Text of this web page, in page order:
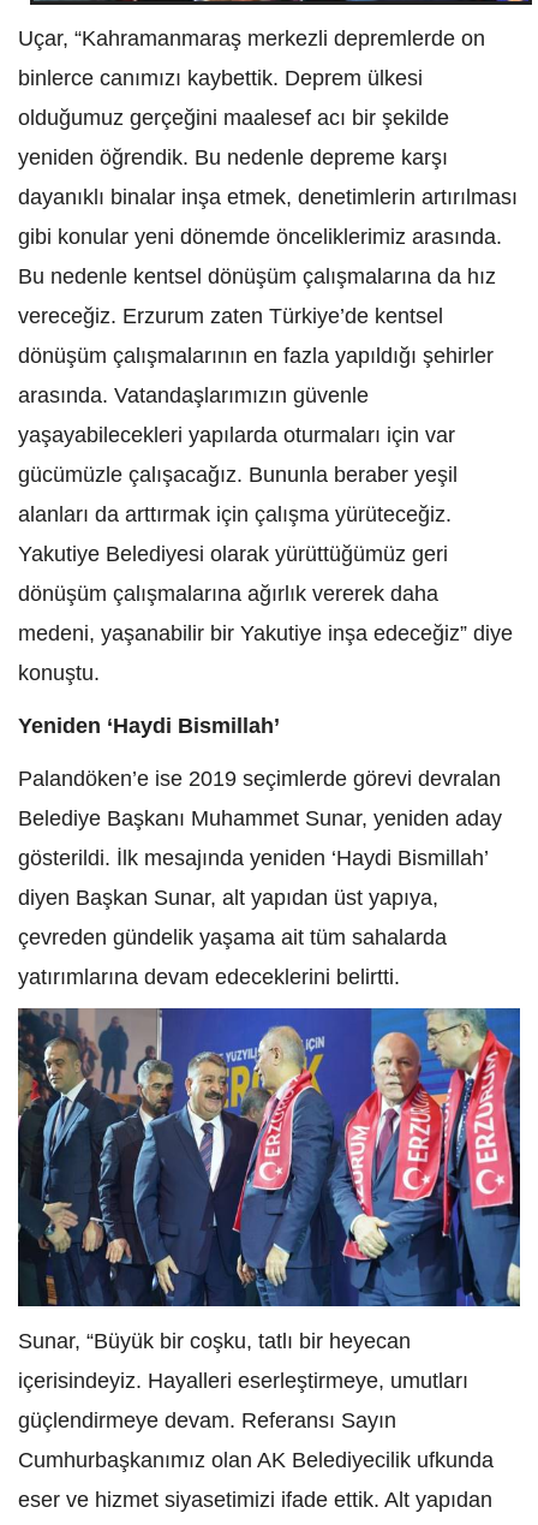
Uçar, “Kahramanmaraş merkezli depremlerde on
binlerce canımızı kaybettik. Deprem ülkesi
olduğumuz gerçeğini maalesef acı bir şekilde
yeniden öğrendik. Bu nedenle depreme karşı
dayanıklı binalar inşa etmek, denetimlerin artırılması
gibi konular yeni dönemde önceliklerimiz arasında.
Bu nedenle kentsel dönüşüm çalışmalarına da hız
vereceğiz. Erzurum zaten Türkiye’de kentsel
dönüşüm çalışmalarının en fazla yapıldığı şehirler
arasında. Vatandaşlarımızın güvenle
yaşayabilecekleri yapılarda oturmaları için var
gücümüzle çalışacağız. Bununla beraber yeşil
alanları da arttırmak için çalışma yürüteceğiz.
Yakutiye Belediyesi olarak yürüttüğümüz geri
dönüşüm çalışmalarına ağırlık vererek daha
medeni, yaşanabilir bir Yakutiye inşa edeceğiz” diye
konuştu.
Yeniden ‘Haydi Bismillah’
Palandöken’e ise 2019 seçimlerde görevi devralan
Belediye Başkanı Muhammet Sunar, yeniden aday
gösterildi. İlk mesajında yeniden ‘Haydi Bismillah’
diyen Başkan Sunar, alt yapıdan üst yapıya,
çevreden gündelik yaşama ait tüm sahalarda
yatırımlarına devam edeceklerini belirtti.
Sunar, “Büyük bir coşku, tatlı bir heyecan
içerisindeyiz. Hayalleri eserleştirmeye, umutları
güçlendirmeye devam. Referansı Sayın
Cumhurbaşkanımız olan AK Belediyecilik ufkunda
eser ve hizmet siyasetimizi ifade ettik. Alt yapıdan